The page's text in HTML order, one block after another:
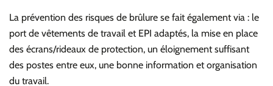
La prévention des risques de brûlure se fait également via : le
port de vêtements de travail et EPI adaptés, la mise en place
des écrans/rideaux de protection, un éloignement suffisant
des postes entre eux, une bonne information et organisation
du travail.